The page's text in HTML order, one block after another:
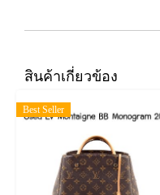
สินค้าเกี่ยวข้อง
Best Seller